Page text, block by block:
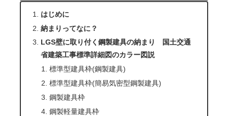
はじめに
納まりってなに？
LGS壁に取り付く鋼製建具の納まり 国土交通
省建築工事標準詳細図のカラー図説
標準型建具枠(鋼製建具)
標準型建具枠(簡易気密型鋼製建具)
鋼製建具枠
鋼製軽量建具枠